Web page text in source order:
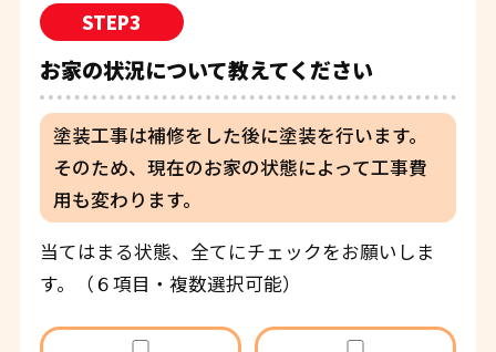
STEP3
お家の状況について教えてください
塗装工事は補修をした後に塗装を行います。
そのため、現在のお家の状態によって工事費
用も変わります。
当てはまる状態、全てにチェックをお願いしま
す。（６項目・複数選択可能）